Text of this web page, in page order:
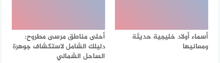
أسماء أولاد خليجية حديثة
ومعانيها
أحلى مناطق مرسى مطروح:
دليلك الشامل لاستكشاف جوهرة
الساحل الشمالي